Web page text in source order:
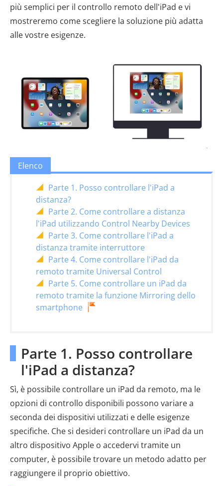
più semplici per il controllo remoto dell'iPad e vi
mostreremo come scegliere la soluzione più adatta
alle vostre esigenze.
Elenco
Parte 1. Posso controllare l'iPad a
distanza?
Parte 2. Come controllare a distanza
l'iPad utilizzando Control Nearby Devices
Parte 3. Come controllare l'iPad a
distanza tramite interruttore
Parte 4. Come controllare l'iPad da
remoto tramite Universal Control
Parte 5. Come controllare un iPad da
remoto tramite la funzione Mirroring dello
smartphone
Parte 1. Posso controllare
l'iPad a distanza?
Sì, è possibile controllare un iPad da remoto, ma le
opzioni di controllo disponibili possono variare a
seconda dei dispositivi utilizzati e delle esigenze
specifiche. Che si desideri controllare un iPad da un
altro dispositivo Apple o accedervi tramite un
computer, è possibile trovare un metodo adatto per
raggiungere il proprio obiettivo.